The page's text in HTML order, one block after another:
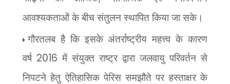
आवश्यकताओं के बीच संतुलन स्थापित किया जा सके।
गौरतलब है कि इसके अंतर्राष्ट्रीय महत्त्व के कारण
वर्ष 2016 में संयुक्त राष्ट्र द्वारा जलवायु परिवर्तन से
निपटने हेतु ऐतिहासिक पेरिस समझौते पर हस्ताक्षर के